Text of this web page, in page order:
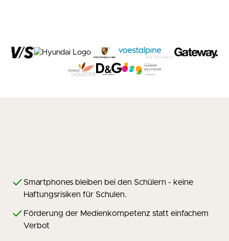
Smartphones bleiben bei den Schülern - keine
Haftungsrisiken für Schulen.
Förderung der Medienkompetenz statt einfachem
Verbot